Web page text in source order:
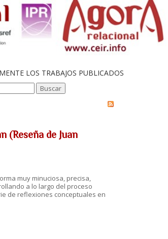
LOS TRABAJOS PUBLICADOS
(Reseña de Juan
muy minuciosa, precisa,
a lo largo del proceso
de reflexiones conceptuales en